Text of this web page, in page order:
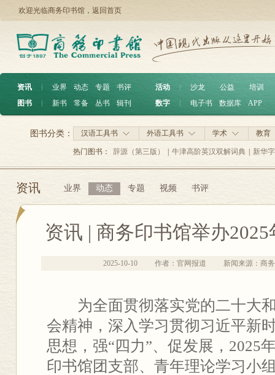
欢迎光临商务印书馆， 返回首页
资讯 ︱ 业界 动态 专题
书评
图书
︱ 新书 常备 丛书 辑刊
活动 沙龙 公益
培训
数字
电子书 数据库 APP
汉语工具书 外语工具书 学术 教育
图书分类：
热门图书： 辞源（第三版） 牛津高阶英汉双解词典 新华
资讯 业界 动态 专题 视频 书评
资讯 | 商务印书馆举办
2025-10-10 作者：官网报道 新闻来源：商
为全面贯彻落实党的二十大
会精神，深入学习贯彻习近平新
思想，强“四力”、促发展，2025
印书馆团支部、青年理论学习小